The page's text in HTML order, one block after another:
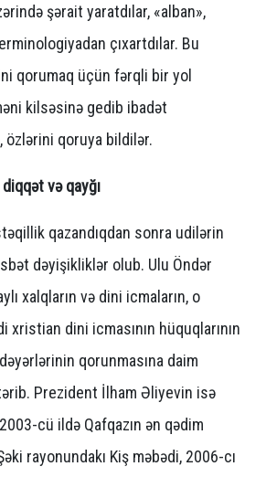
şərait yaratdılar, «alban»,
çıxartdılar. Bu
qorumaq üçün fərqli bir yol
kilsəsinə gedib ibadət
özlərini qoruya bildilər.
və qayğı
qazandıqdan sonra udilərin
dəyişikliklər olub. Ulu Öndər
xalqların və dini icmaların, o
xristian dini icmasının hüquqlarının
qorunmasına daim
Prezident İlham Əliyevin isə
cü ildə Qafqazın ən qədim
rayonundakı Kiş məbədi, 2006-cı